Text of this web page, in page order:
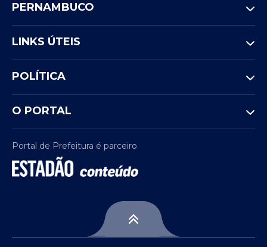
PERNAMBUCO
LINKS ÚTEIS
POLÍTICA
O PORTAL
Portal de Prefeitura é parceiro